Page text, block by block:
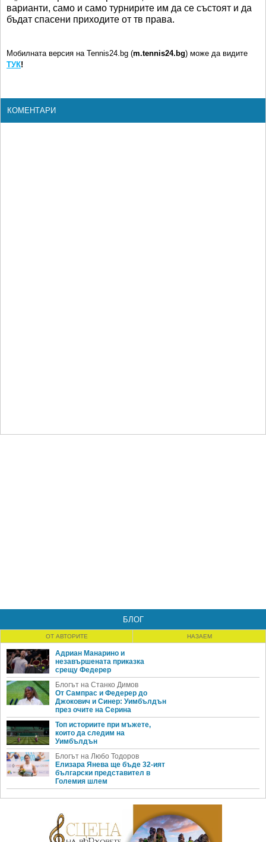
варианти, само и само турнирите им да се състоят и да
бъдат спасени приходите от тв права.
Мобилната версия на Tennis24.bg (m.tennis24.bg) може да видите
ТУК!
КОМЕНТАРИ
БЛОГ
ОТ АВТОРИТЕ НАЗАЕМ
Адриан Манарино и
незавършената приказка
срещу Федерер
Блогът на Станко Димов
От Сампрас и Федерер до
Джокович и Синер: Уимбълдън
през очите на Серина
Топ историите при мъжете,
които да следим на
Уимбълдън
Блогът на Любо Тодоров
Елизара Янева ще бъде 32-ият
български представител в
Големия шлем